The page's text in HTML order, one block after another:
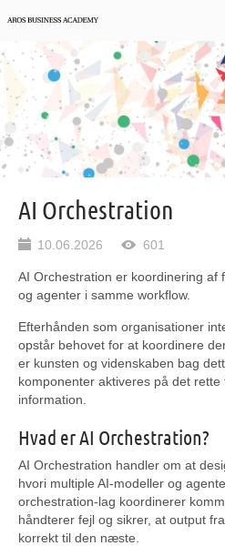
AI Orchestration
10.06.2026 601
AI Orchestration er koordinering
og agenter i samme workflow.
Efterhånden som organisationer
opstår behovet for at koordinere
er kunsten og videnskaben bag
komponenter aktiveres på det
information.
Hvad er AI Orchestration?
AI Orchestration handler om at
hvori multiple AI-modeller og
orchestration-lag koordinerer
håndterer fejl og sikrer, at output
korrekt til den næste.